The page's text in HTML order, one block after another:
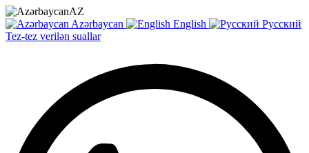
AZ
Azərbaycan
English
Русский
Tez-tez verilən suallar